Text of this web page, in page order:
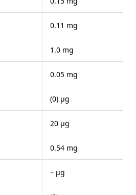
0.11 mg
1.0 mg
0.05 mg
(0) μg
20 μg
0.54 mg
– μg